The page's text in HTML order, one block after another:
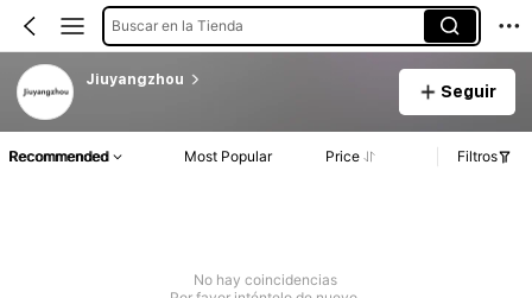
Buscar en la Tienda
Jiuyangzhou
Seguir
Recommended Most Popular Price Filtros
No hay coincidencias